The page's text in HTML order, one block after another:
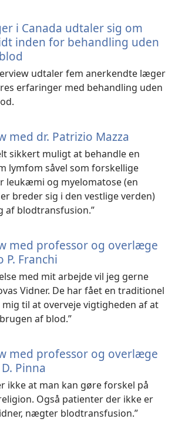
i Canada udtaler sig om
inden for behandling uden
udtaler fem anerkendte læger
erfaringer med behandling uden
med dr. Patrizio Mazza
sikkert muligt at behandle en
lymfom såvel som forskellige
leukæmi og myelomatose (en
breder sig i den vestlige verden)
af blodtransfusion.”
med professor og overlæge
P. Franchi
med mit arbejde vil jeg gerne
Vidner. De har fået en traditionel
til at overveje vigtigheden af at
af blod.”
med professor og overlæge
Pinna
ikke at man kan gøre forskel på
Også patienter der ikke er
nægter blodtransfusion.”